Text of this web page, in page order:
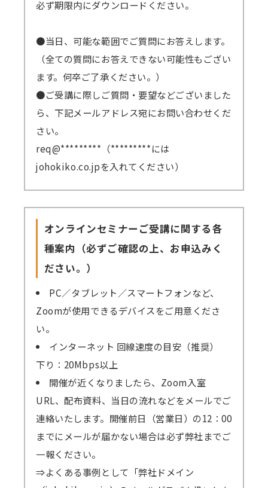
必ず期限内にダウンロードください。
●当日、可能な範囲でご質問にお答えします。
（全ての質問にお答えできない可能性もござい
ます。何卒ご了承ください。）
●ご受講に際しご質問・要望などございました
ら、下記メールアドレス宛にお問い合わせくだ
さい。
req@*********（*********には
johokiko.co.jpを入れてください）
オンラインセミナーご受講に関する各
種案内（必ずご確認の上、お申込みく
ださい。）
PC／タブレット／スマートフォンなど、
Zoomが使用できるデバイスをご用意くださ
い。
インターネット 回線速度の目安（推奨）
下り：20Mbps以上
開催が近くなりましたら、Zoom入室
URL、配布資料、当日の流れなどをメールでご
連絡いたします。開催前日（営業日）の12：00
までにメールが届かない場合は必ず弊社までご
一報ください。
⇒よくある事例として「弊社ドメイン